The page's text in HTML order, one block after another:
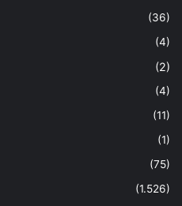
(36)
(4)
(2)
(4)
(11)
(1)
(75)
(1.526)